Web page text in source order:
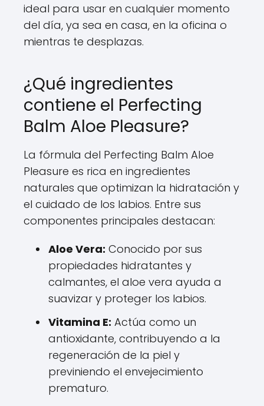
ideal para usar en cualquier momento
del día, ya sea en casa, en la oficina o
mientras te desplazas.
¿Qué ingredientes
contiene el Perfecting
Balm Aloe Pleasure?
La fórmula del Perfecting Balm Aloe
Pleasure es rica en ingredientes
naturales que optimizan la hidratación y
el cuidado de los labios. Entre sus
componentes principales destacan:
Aloe Vera: Conocido por sus
propiedades hidratantes y
calmantes, el aloe vera ayuda a
suavizar y proteger los labios.
Vitamina E: Actúa como un
antioxidante, contribuyendo a la
regeneración de la piel y
previniendo el envejecimiento
prematuro.